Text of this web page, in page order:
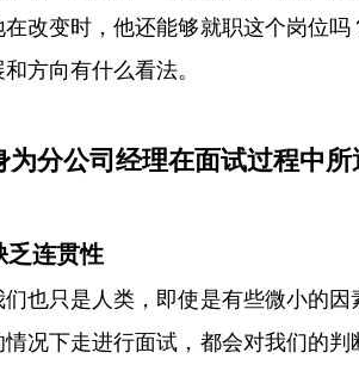
在改变时，他还能够就职这个岗位
和方向有什么看法。
为分公司经理在面试过程中
乏连贯性
们也只是人类，即使是有些微小的
情况下走进行面试，都会对我们的